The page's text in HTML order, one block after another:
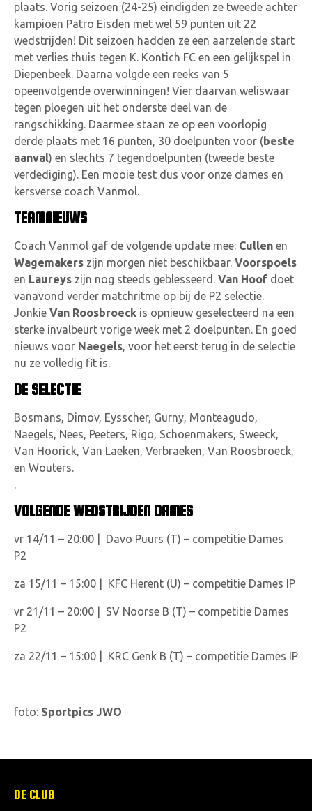
plaats. Vorig seizoen (24-25) eindigden ze tweede achter
kampioen Patro Eisden met wel 59 punten uit 22
wedstrijden! Dit seizoen hadden ze een aarzelende start
met verlies thuis tegen K. Kontich FC en een gelijkspel in
Diepenbeek. Daarna volgde een reeks van 5
opeenvolgende overwinningen! Vier daarvan weliswaar
tegen ploegen uit het onderste deel van de
rangschikking. Daarmee staan ze op een voorlopig
derde plaats met 16 punten, 30 doelpunten voor (beste
aanval) en slechts 7 tegendoelpunten (tweede beste
verdediging). Een mooie test dus voor onze dames en
kersverse coach Vanmol.
TEAMNIEUWS
Coach Vanmol gaf de volgende update mee: Cullen en
Wagemakers zijn morgen niet beschikbaar. Voorspoels
en Laureys zijn nog steeds geblesseerd. Van Hoof doet
vanavond verder matchritme op bij de P2 selectie.
Jonkie Van Roosbroeck is opnieuw geselecteerd na een
sterke invalbeurt vorige week met 2 doelpunten. En goed
nieuws voor Naegels, voor het eerst terug in de selectie
nu ze volledig fit is.
DE SELECTIE
Bosmans, Dimov, Eysscher, Gurny, Monteagudo,
Naegels, Nees, Peeters, Rigo, Schoenmakers, Sweeck,
Van Hoorick, Van Laeken, Verbraeken, Van Roosbroeck,
en Wouters.
.
VOLGENDE WEDSTRIJDEN DAMES
vr 14/11 – 20:00 | Davo Puurs (T) – competitie Dames
P2
za 15/11 – 15:00 | KFC Herent (U) – competitie Dames IP
vr 21/11 – 20:00 | SV Noorse B (T) – competitie Dames
P2
za 22/11 – 15:00 | KRC Genk B (T) – competitie Dames IP
foto: Sportpics JWO
DE CLUB